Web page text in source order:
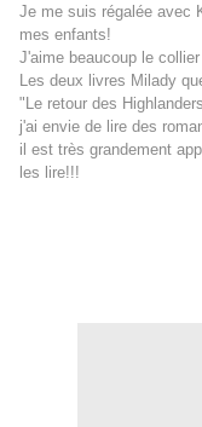
Je me suis régalée avec
mes enfants!
J'aime beaucoup le
Les deux livres Milady
"Le retour des
j'ai envie de lire des
il est très grandement
les lire!!!